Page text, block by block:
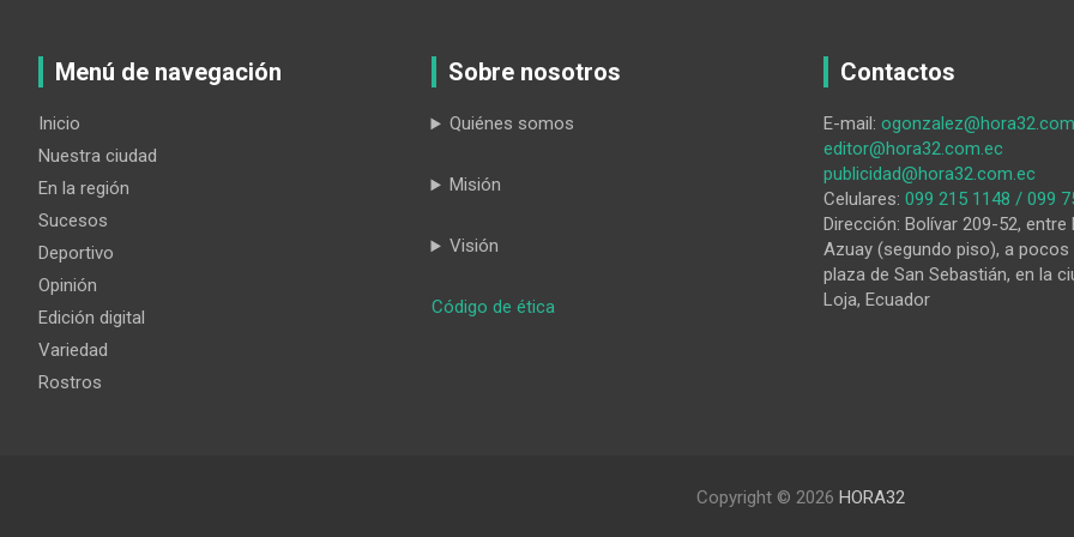
Menú de navegación
Inicio
Nuestra ciudad
En la región
Sucesos
Deportivo
Opinión
Edición digital
Variedad
Rostros
Sobre nosotros
Quiénes somos
Misión
Visión
Código de ética:
Contactos
E-mail:
editor@hora32.com.ec
publicidad@hora32.com.ec
Celulares: 099 215 1148 / 099
Dirección: Bolívar 209-52, entre
Azuay (segundo piso), a
plaza de San Sebastián, en la
Loja, Ecuador
Copyright © 2026 HORA32